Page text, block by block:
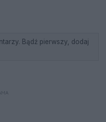
Bądź pierwszy, dodaj